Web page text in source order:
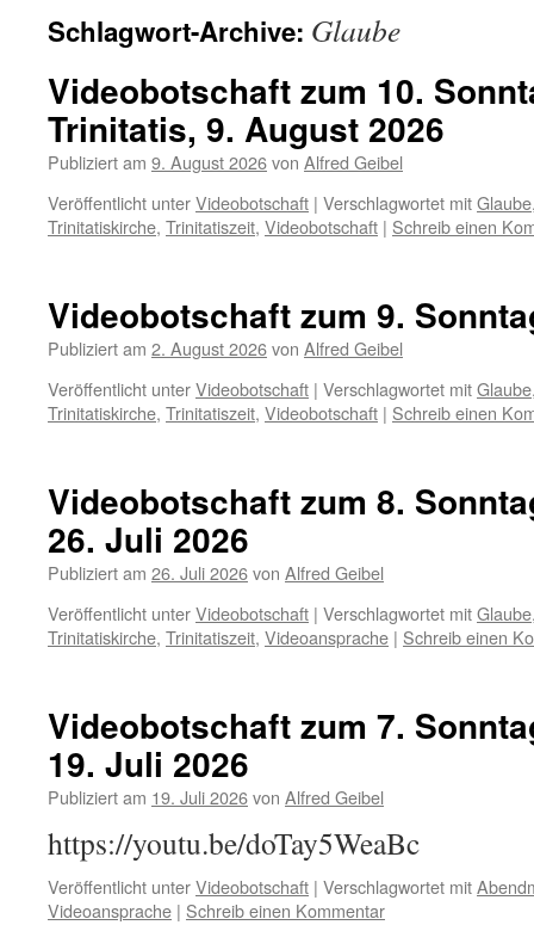
Schlagwort-Archive: Glaube
Videobotschaft zum 10.
Trinitatis, 9. August 2026
Publiziert am 9. August 2026von Alfred Geibel
Veröffentlicht unterVideobotschaft | Verschlagwortet mitGlaube
Trinitatiskirche, Trinitatiszeit, Videobotschaft | Schreib einen
Videobotschaft zum 9.
Publiziert am 2. August 2026von Alfred Geibel
Veröffentlicht unterVideobotschaft | Verschlagwortet mitGlaube
Trinitatiskirche, Trinitatiszeit, Videobotschaft | Schreib einen
Videobotschaft zum 8.
26. Juli 2026
Publiziert am 26. Juli 2026von Alfred Geibel
Veröffentlicht unterVideobotschaft | Verschlagwortet mitGlaube
Trinitatiskirche, Trinitatiszeit, Videoansprache | Schreib einen
Videobotschaft zum 7.
19. Juli 2026
Publiziert am 19. Juli 2026von Alfred Geibel
https://youtu.be/doTay5WeaBc
Veröffentlicht unterVideobotschaft | Verschlagwortet mit
Videoansprache | Schreib einen Kommentar